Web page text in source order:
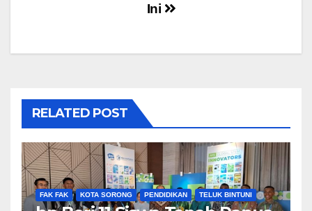
Ini
RELATED POST
FAK FAK KOTA SORONG PENDIDIKAN TELUK BINTUNI